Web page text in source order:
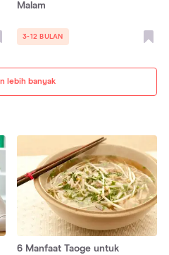
lebih banyak
Malam
3-12 BULAN
6 Manfaat Taoge untuk